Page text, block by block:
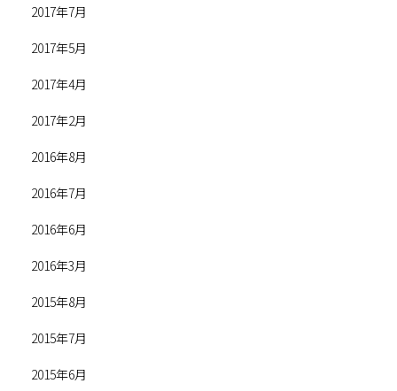
2017年7月
2017年5月
2017年4月
2017年2月
2016年8月
2016年7月
2016年6月
2016年3月
2015年8月
2015年7月
2015年6月